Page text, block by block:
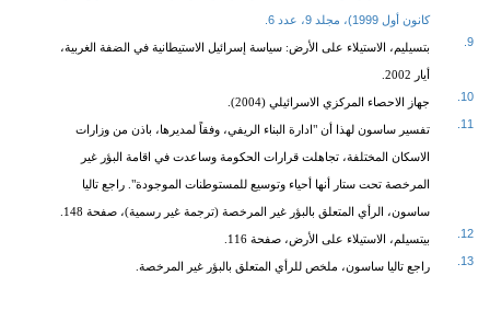
كانون أول 1999)، مجلد 9، عدد 6.
9.
بتسيليم، الاستيلاء على الأرض: سياسة إسرائيل الاستيطانية في الضفة الغربية،
أيار 2002.
10.
جهاز الاحصاء المركزي الاسرائيلي (2004).
11.
تفسير ساسون لهذا أن "ادارة البناء الريفي، وفقاً لمديرها، باذن من وزارات
الاسكان المختلفة، تجاهلت قرارات الحكومة وساعدت في اقامة البؤر غير
المرخصة تحت ستار أنها أحياء وتوسيع للمستوطنات الموجودة". راجع تاليا
ساسون، الرأي المتعلق بالبؤر غير المرخصة (ترجمة غير رسمية)، صفحة 148.
12.
بيتسيلم، الاستيلاء على الأرض، صفحة 116.
13.
راجع تاليا ساسون، ملخص للرأي المتعلق بالبؤر غير المرخصة.